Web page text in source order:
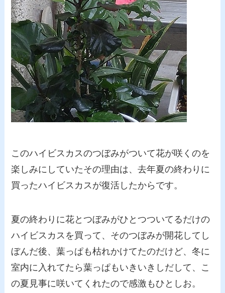
このハイビスカスのつぼみがついて花が咲くのを
楽しみにしていたその理由は、去年夏の終わりに
買ったハイビスカスが復活したからです。
夏の終わりに花とつぼみがひとつついてるだけの
ハイビスカスを買って、そのつぼみが開花してし
ぼんだ後、葉っぱも枯れかけてたのだけど、冬に
室内に入れてたら葉っぱもいきいきしだして、こ
の夏見事に咲いてくれたので感激もひとしお。